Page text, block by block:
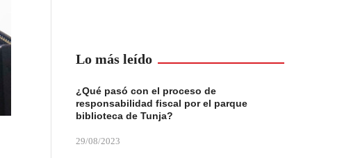
Lo más leído
¿Qué pasó con el proceso de
responsabilidad fiscal por el parque
biblioteca de Tunja?
29/08/2023